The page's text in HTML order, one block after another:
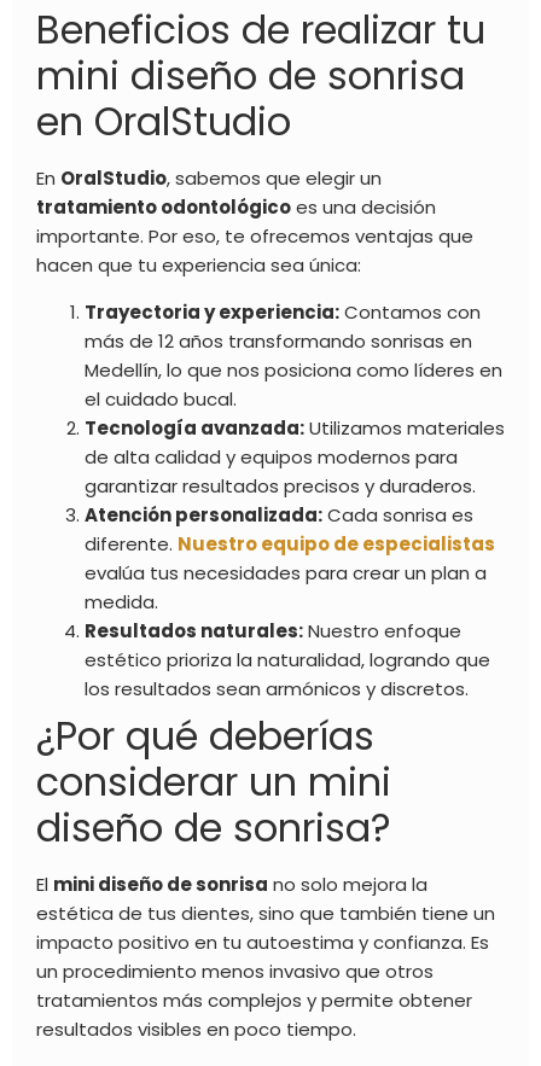
Beneficios de realizar tu
mini diseño de sonrisa
en OralStudio
En OralStudio, sabemos que elegir un
tratamiento odontológicoes una decisión
importante. Por eso, te ofrecemos ventajas que
hacen que tu experiencia sea única:
Trayectoria y experiencia:Contamos con
más de 12 años transformando sonrisas en
Medellín, lo que nos posiciona como líderes en
el cuidado bucal.
Tecnología avanzada:Utilizamos materiales
de alta calidad y equipos modernos para
garantizar resultados precisos y duraderos.
Atención personalizada:Cada sonrisa es
diferente. Nuestro equipo de especialistas
evalúa tus necesidades para crear un plan a
medida.
Resultados naturales:Nuestro enfoque
estético prioriza la naturalidad, logrando que
los resultados sean armónicos y discretos.
¿Por qué deberías
considerar un mini
diseño de sonrisa?
El mini diseño de sonrisa no solo mejora la
estética de tus dientes, sino que también tiene un
impacto positivo en tu autoestima y confianza. Es
un procedimiento menos invasivo que otros
tratamientos más complejos y permite obtener
resultados visibles en poco tiempo.